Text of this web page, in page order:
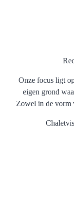
Onze focus ligt
eigen grond
Zowel in de vorm